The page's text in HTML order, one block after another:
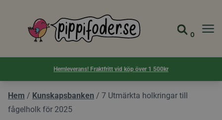
Pippifoder logotyp Gå till
Visa
0
Hemleverans! Fraktfritt vid köp över 1 500kr
Hem / Kunskapsbanken / 7 Utmärkta holkringar till
fågelholk för 2025